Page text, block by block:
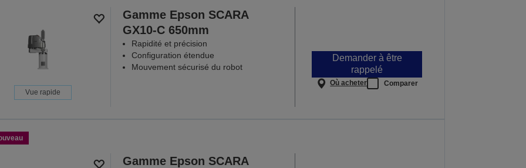
Vue rapide
Gamme Epson SCARA
GX10-C 650mm
Rapidité et précision
Configuration étendue
Mouvement sécurisé du robot
Demander à être
rappelé
Où acheter Comparer
Gamme Epson SCARA